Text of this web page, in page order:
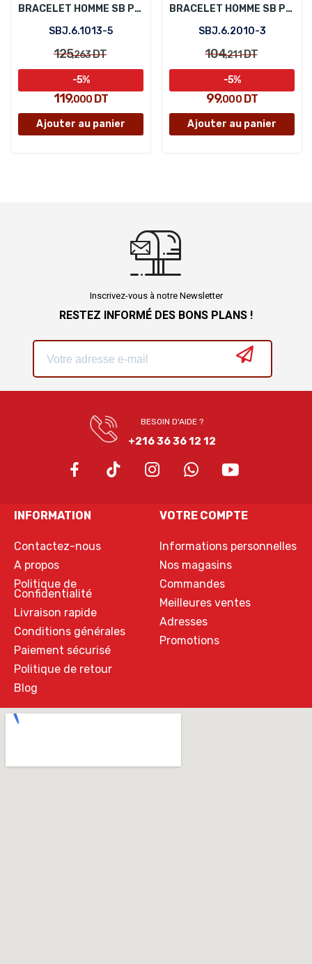
BRACELET HOMME SB POLO SBJ.6.1013-5
SBJ.6.1013-5
125,263DT
119,000 DT
-5%
Ajouter au panier
BRACELET HOMME SB POLO SBJ.6.2010-3
SBJ.6.2010-3
104,211DT
99,000DT
-5%
Ajouter au panier
Inscrivez-vous à notre Newsletter
RESTEZ INFORMÉ DES BONS PLANS !
BESOIN D'AIDE ?
+216 36 36 12 12
INFORMATION
Contactez-nous
A propos
Politique de
Confidentialité
Livraison rapide
Conditions générales
Paiement sécurisé
Politique de retour
Blog
VOTRE COMPTE
Informations personnelles
Nos magasins
Commandes
Meilleures ventes
Adresses
Promotions